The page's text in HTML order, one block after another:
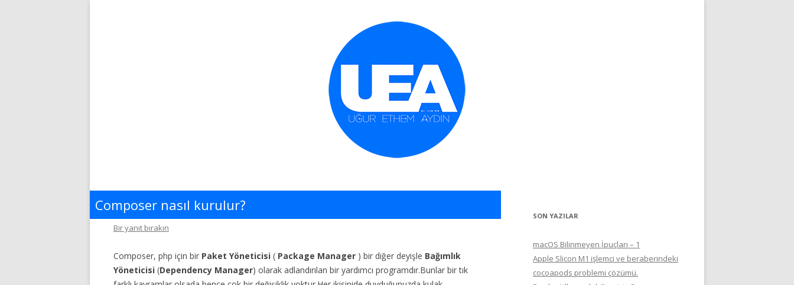
Composer nasıl kurulur?
Bir yanıt bırakın
Composer, php için bir Paket Yöneticisi ( Package Manager ) bir diğer deyişle Bağımlık
Yöneticisi (Dependency Manager) olarak adlandırılan bir yardımcı programdır.Bunlar bir tık
SON YAZILAR
macOS Bilinmeyen İpuçları – 1
Apple Slicon M1 işlemci ve beraberindeki
cocoapods problemi çözümü.